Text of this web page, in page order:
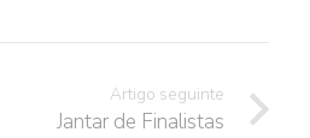
Artigo seguinte
Jantar de Finalistas